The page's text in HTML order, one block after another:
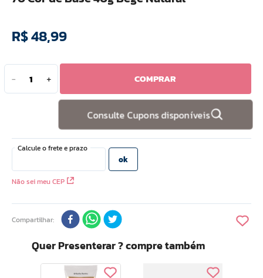
R$48,99
＋
－ COMPRAR
Consulte Cupons disponíveis
Não sei meu CEP
Compartilhar
Quer Presenterar ? compre também
5 º
renovil
7º
creme
10º hidratante